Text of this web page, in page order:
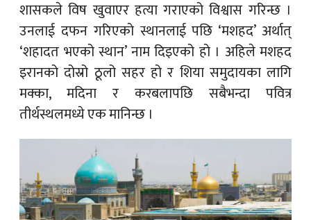
शासकले विष खुवाएर हत्या गराएको विश्वास गरिन्छ ।
उनलाई दफन गरिएको स्थानलाई पछि ‘मशहद’ अर्थात्
‘शहादत भएको स्थान’ नाम दिइएको हो । अहिले मशहद
इरानको दोस्रो ठूलो सहर हो र शिया समुदायका लागि
मक्का, मदिना र करबलापछि सबैभन्दा पवित्र
तीर्थस्थलमध्ये एक मानिन्छ ।